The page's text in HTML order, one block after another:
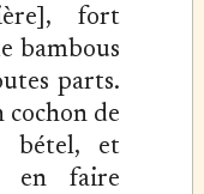
fort
bambous
parts.
cochon de
et
en faire